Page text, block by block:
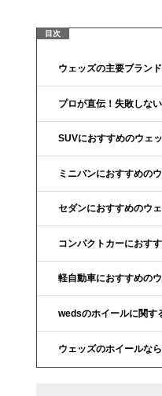
ウェッズの主要ブラン
プロが直伝！失敗しな
SUVにおすすめのウェ
ミニバンにおすすめの
セダンにおすすめのウ
コンパクトカーにおす
軽自動車におすすめの
wedsのホイールに関す
ウェッズのホイールな